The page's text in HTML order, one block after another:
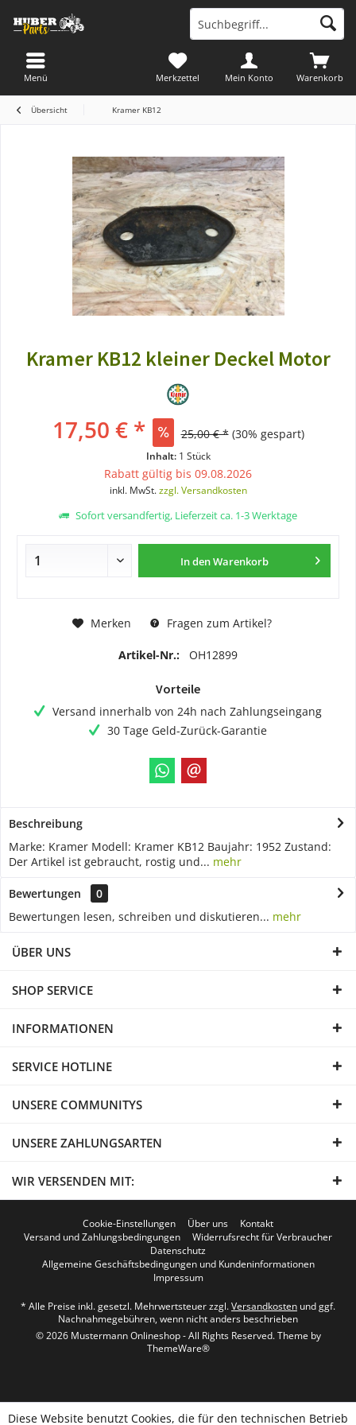
Warenkorb
Merkzettel Mein Konto
Menü
Übersicht Kramer KB12
Kramer KB12 kleiner Deckel Motor
17,50 € * 25,00 € * (30% gespart)
Inhalt: 1 Stück
Rabatt gültig bis 09.08.2026
inkl. MwSt.zzgl. Versandkosten
Sofort versandfertig, Lieferzeit ca. 1-3 Werktage
In denWarenkorb
Merken Fragen zum Artikel?
Artikel-Nr.: OH12899
Vorteile
Versand innerhalb von 24h nach Zahlungseingang
30 Tage Geld-Zurück-Garantie
Beschreibung
Marke: Kramer Modell: Kramer KB12 Baujahr: 1952 Zustand:
Der Artikel ist gebraucht, rostig und... mehr
Bewertungen
0
Bewertungen lesen, schreiben und diskutieren... mehr
ÜBER UNS
SHOP SERVICE
INFORMATIONEN
SERVICE HOTLINE
UNSERE COMMUNITYS
UNSERE ZAHLUNGSARTEN
WIR VERSENDEN MIT:
Cookie-Einstellungen Über uns
Kontakt
Versand und Zahlungsbedingungen
Widerrufsrecht für Verbraucher
Datenschutz
Allgemeine Geschäftsbedingungen und Kundeninformationen
Impressum
* Alle Preise inkl. gesetzl. Mehrwertsteuer zzgl.Versandkosten und ggf.
Nachnahmegebühren, wenn nicht anders beschrieben
© 2026 Mustermann Onlineshop - All Rights Reserved. Theme by
ThemeWare®
Diese Website benutzt Cookies, die für den technischen Betrieb